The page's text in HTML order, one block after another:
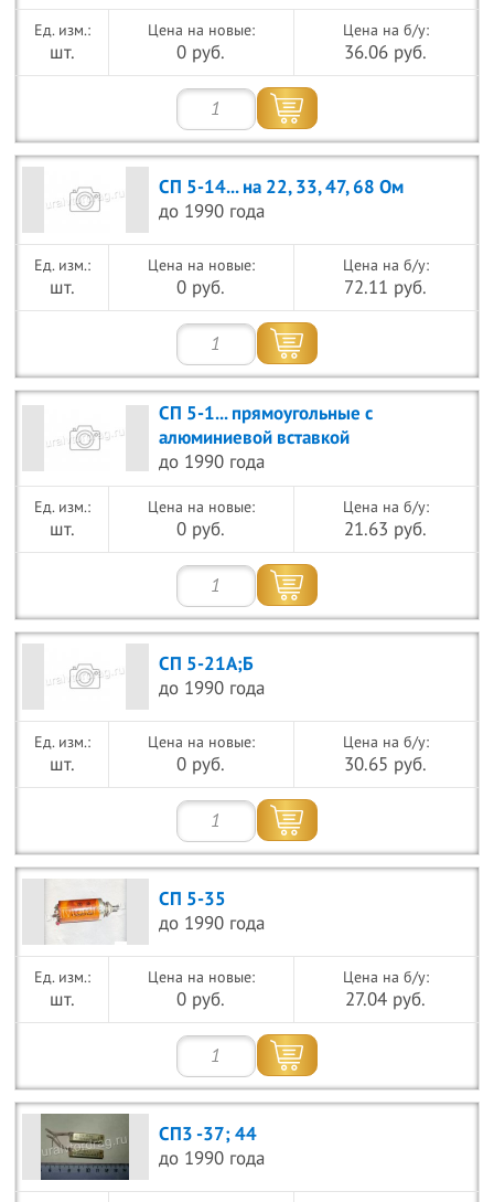
шт.
Цена на новые:
0 руб.
Цена на б/у:
36.06 руб.
СП 5-14... на 22, 33, 47, 68 Ом
до 1990 года
шт.
Цена на новые:
0 руб.
Цена на б/у:
72.11 руб.
СП 5-1... прямоугольные с
алюминиевой вставкой
до 1990 года
шт.
Цена на новые:
0 руб.
Цена на б/у:
21.63 руб.
СП 5-21А;Б
до 1990 года
шт.
Цена на новые:
0 руб.
Цена на б/у:
30.65 руб.
СП 5-35
до 1990 года
шт.
Цена на новые:
0 руб.
Цена на б/у:
27.04 руб.
СП3 -37; 44
до 1990 года